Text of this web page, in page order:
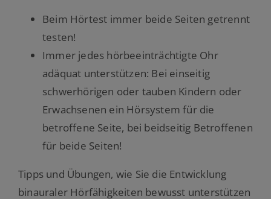
Beim Hörtest immer beide Seiten getrennt
testen!
Immer jedes hörbeeinträchtigte Ohr
adäquat unterstützen: Bei einseitig
schwerhörigen oder tauben Kindern oder
Erwachsenen ein Hörsystem für die
betroffene Seite, bei beidseitig Betroffenen
für beide Seiten!
Tipps und Übungen, wie Sie die Entwicklung
binauraler Hörfähigkeiten bewusst unterstützen